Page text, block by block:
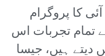
کا پروگرام
تمام تجربات اس
دیتے ہیں، جیسا